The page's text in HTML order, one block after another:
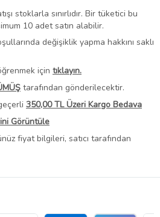
stoklarla sınırlıdır. Bir tüketici bu
10 adet satın alabilir.
değişiklik yapma hakkını saklı
için tıklayın.
tarafından gönderilecektir.
350,00 TL Üzeri Kargo Bedava
Görüntüle
fiyat bilgileri, satıcı tarafından